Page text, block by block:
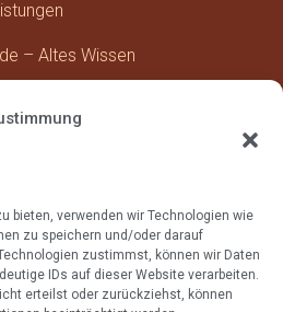
bieten, verwenden wir Technologien wie
zu speichern und/oder darauf
zustimmst, können wir Daten
IDs auf dieser Website verarbeiten.
erteilst oder zurückziehst, können
– Altes Wissen
& Datenschutz